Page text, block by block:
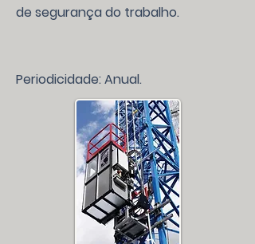
de segurança do trabalho.
Periodicidade: Anual.